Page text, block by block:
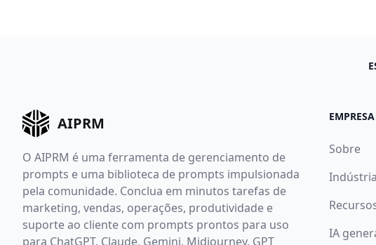
AIPRM
O AIPRM é uma ferramenta de gerenciamento de
prompts e uma biblioteca de prompts impulsionada
pela comunidade. Conclua em minutos tarefas de
marketing, vendas, operações, produtividade e
suporte ao cliente com prompts prontos para uso
para ChatGPT, Claude, Gemini, Midjourney, GPT
EMPRESA
Sobre
IA